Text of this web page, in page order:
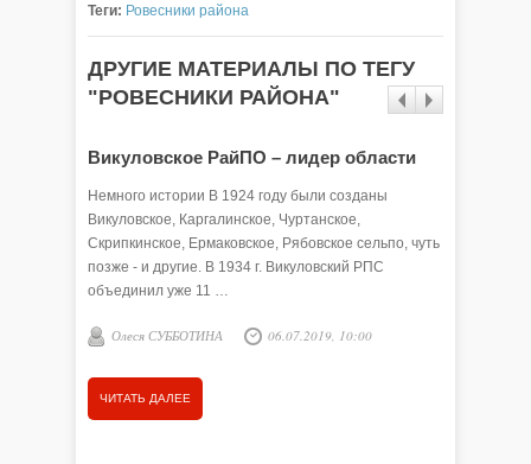
Теги: Ровесники района
ДРУГИЕ МАТЕРИАЛЫ ПО ТЕГУ
"РОВЕСНИКИ РАЙОНА"
Викуловское РайПО – лидер области
Немного истории В 1924 году были созданы
Викуловское, Каргалинское, Чуртанское,
Скрипкинское, Ермаковское, Рябовское сельпо, чуть
позже - и другие. В 1934 г. Викуловский РПС
объединил уже 11 …
Олеся СУББОТИНА 06.07.2019, 10:00
ЧИТАТЬ ДАЛЕЕ